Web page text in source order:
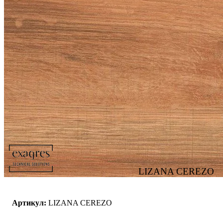
LIZANA CEREZO
Артикул: LIZANA CEREZO